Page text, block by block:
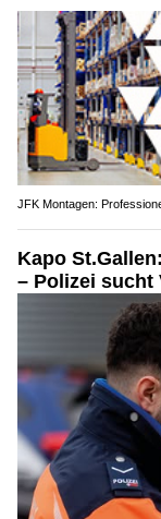
JFK Montagen:
Kapo
– Polizei sucht